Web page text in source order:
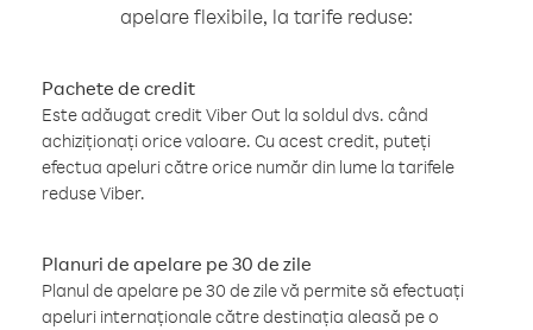
apelare flexibile, la tarife reduse:
Pachete de credit
Este adăugat credit Viber Out la soldul dvs. când
achiziționați orice valoare. Cu acest credit, puteți
efectua apeluri către orice număr din lume la tarifele
reduse Viber.
Planuri de apelare pe 30 de zile
Planul de apelare pe 30 de zile vă permite să efectuați
apeluri internaționale către destinația aleasă pe o